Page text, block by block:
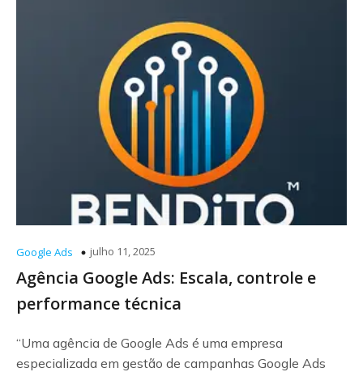
Google Ads julho 11, 2025
Agência Google Ads: Escala, controle e
performance técnica
“Uma agência de Google Ads é uma empresa
especializada em gestão de campanhas Google Ads